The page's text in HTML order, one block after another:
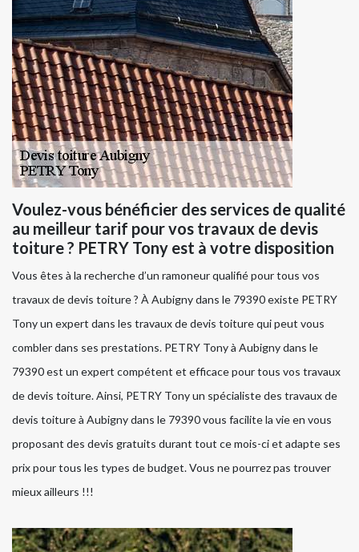
Voulez-vous bénéficier des services de qualité
au meilleur tarif pour vos travaux de devis
toiture ? PETRY Tony est à votre disposition
Vous êtes à la recherche d’un ramoneur qualifié pour tous vos
travaux de devis toiture ? À Aubigny dans le 79390 existe PETRY
Tony un expert dans les travaux de devis toiture qui peut vous
combler dans ses prestations. PETRY Tony à Aubigny dans le
79390 est un expert compétent et efficace pour tous vos travaux
de devis toiture. Ainsi, PETRY Tony un spécialiste des travaux de
devis toiture à Aubigny dans le 79390 vous facilite la vie en vous
proposant des devis gratuits durant tout ce mois-ci et adapte ses
prix pour tous les types de budget. Vous ne pourrez pas trouver
mieux ailleurs !!!